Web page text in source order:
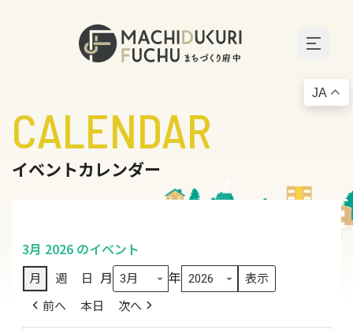
CALENDAR
イベントカレンダー
3月 2026 のイベント
月 週 日 月 年
前へ 本日 次へ
JA